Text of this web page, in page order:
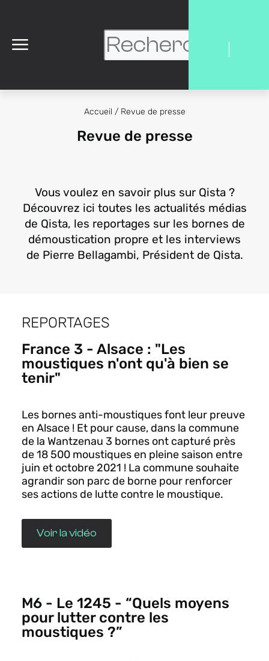
Accueil / Revue de presse
Revue de presse
Vous voulez en savoir plus sur Qista ?
Découvrez ici toutes les actualités médias
de Qista, les reportages sur les bornes de
démoustication propre et les interviews
de Pierre Bellagambi, Président de Qista.
REPORTAGES
France 3 - Alsace : "Les
moustiques n'ont qu'à bien se
tenir"
Les bornes anti-moustiques font leur preuve
en Alsace ! Et pour cause, dans la commune
de la Wantzenau 3 bornes ont capturé près
de 18 500 moustiques en pleine saison entre
juin et octobre 2021 ! La commune souhaite
agrandir son parc de borne pour renforcer
ses actions de lutte contre le moustique.
Voir la vidéo
M6 - Le 1245 - “Quels moyens
pour lutter contre les
moustiques ?”